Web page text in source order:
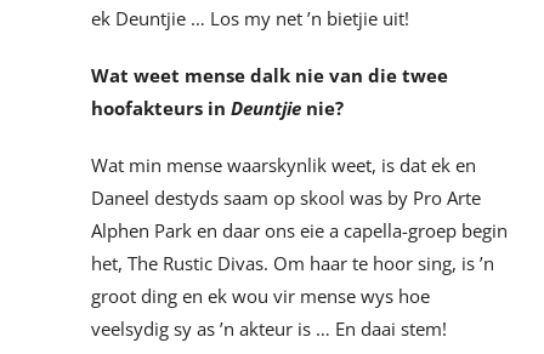
ek Deuntjie … Los my net ’n bietjie uit!
Wat weet mense dalk nie van die twee
hoofakteurs in Deuntjienie?
Wat min mense waarskynlik weet, is dat ek en
Daneel destyds saam op skool was by Pro Arte
Alphen Park en daar ons eie a capella-groep begin
het, The Rustic Divas. Om haar te hoor sing, is ’n
groot ding en ek wou vir mense wys hoe
veelsydig sy as ’n akteur is … En daai stem!